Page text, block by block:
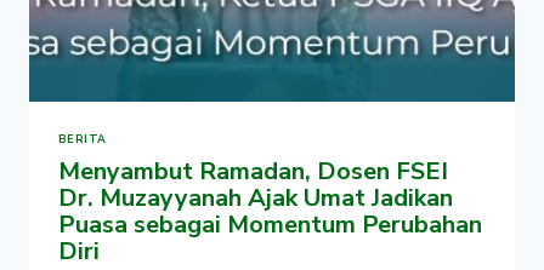
BERITA
Menyambut Ramadan, Dosen FSEI
Dr. Muzayyanah Ajak Umat Jadikan
Puasa sebagai Momentum Perubahan
Diri